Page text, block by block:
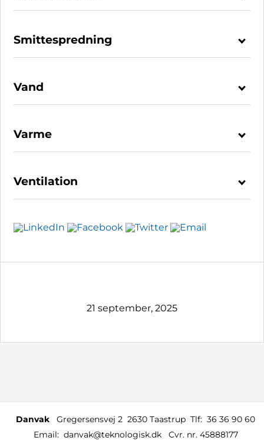
Smittespredning
Vand
Varme
Ventilation
21 september, 2025
Danvak Gregersensvej 2 2630 Taastrup Tlf: 36 36 90 60
Email: danvak@teknologisk.dk Cvr. nr. 45888177